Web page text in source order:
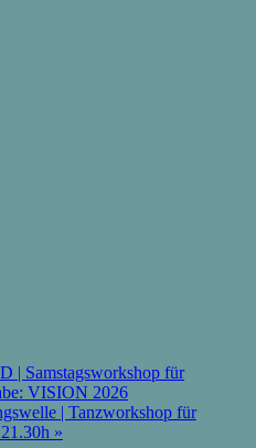
Samstagsworkshop für
VISION 2026
| Tanzworkshop für
»